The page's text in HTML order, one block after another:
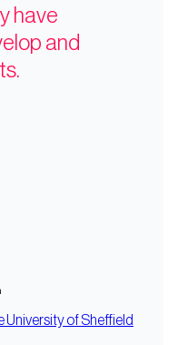
have
and
University of Sheffield